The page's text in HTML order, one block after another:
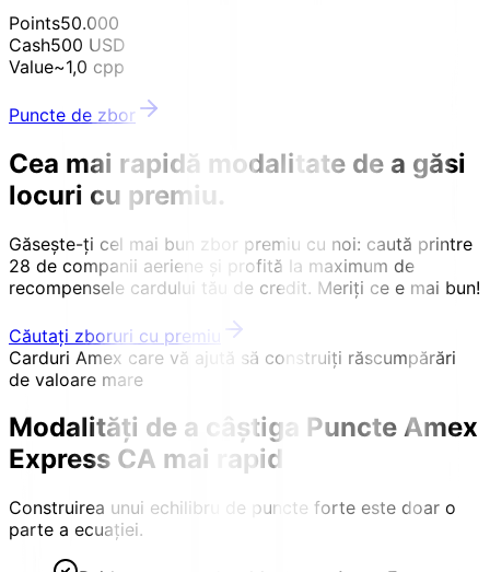
Points50.000
Cash500 USD
Value~1,0 cpp
Puncte de zbor
Cea mai rapidă modalitate de a găsi
locuri cu premiu.
Găsește-ți cel mai bun zbor premiu cu noi: caută printre
28 de companii aeriene și profită la maximum de
recompensele cardului tău de credit. Meriți ce e mai bun!
Căutați zboruri cu premiu
Carduri Amex care vă ajută să construiți răscumpărări
de valoare mare
Modalități de a câștiga Puncte Amex
Express CA mai rapid
Construirea unui echilibru de puncte forte este doar o
parte a ecuației.